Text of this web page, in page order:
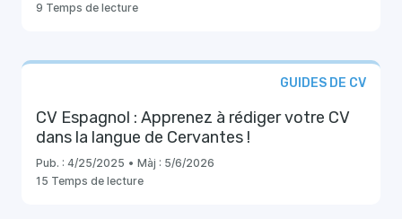
9 Temps de lecture
GUIDES DE CV
CV Espagnol : Apprenez à rédiger votre CV
dans la langue de Cervantes !
Pub. : 4/25/2025 • Màj : 5/6/2026
15 Temps de lecture